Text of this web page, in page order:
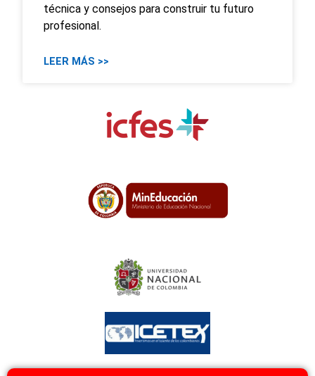
técnica y consejos para construir tu futuro
profesional.
LEER MÁS >>